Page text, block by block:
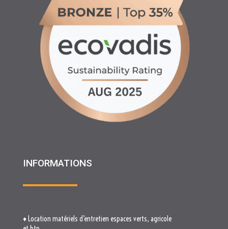
INFORMATIONS
♦ Location matériels d’entretien espaces verts, agricole